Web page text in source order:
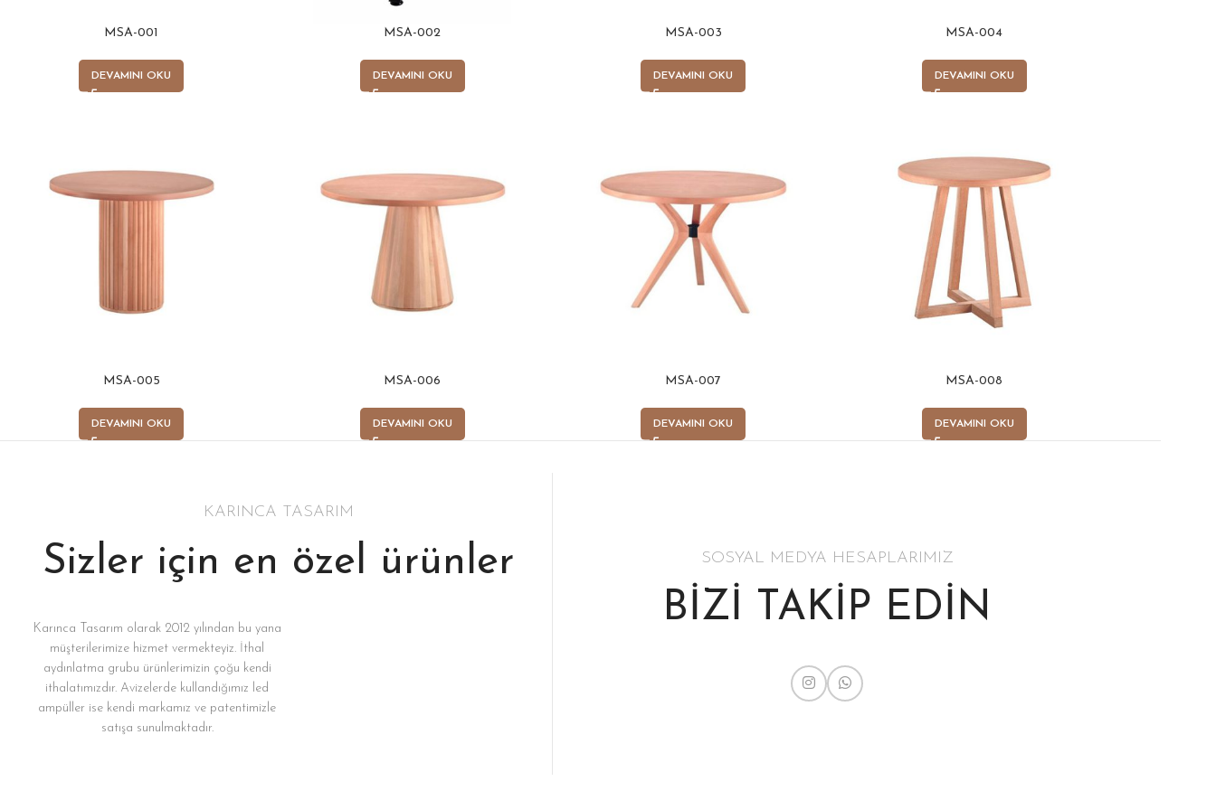
MSA-001
DEVAMINI OKU
MSA-002
DEVAMINI OKU
MSA-003
DEVAMINI OKU
MSA-004
DEVAMINI OKU
MSA-005
DEVAMINI OKU
MSA-006
DEVAMINI OKU
MSA-007
DEVAMINI OKU
MSA-008
DEVAMINI OKU
KARINCA TASARIM
Sizler için en özel ürünler
Karınca Tasarım olarak 2012 yılından bu yana
müşterilerimize hizmet vermekteyiz. İthal
aydınlatma grubu ürünlerimizin çoğu kendi
ithalatımızdır. Avizelerde kullandığımız led
ampüller ise kendi markamız ve patentimizle
satışa sunulmaktadır.
SOSYAL MEDYA HESAPLARIMIZ
BİZİ TAKİP EDİN